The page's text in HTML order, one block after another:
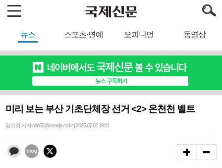
뉴스 스포츠·연예 오피니언 동영상
미리 보는 부산 기초단체장 선거 <2> 온천천 벨트
김민정 기자 min55@kookje.co.kr | 2025.07.02 19:01